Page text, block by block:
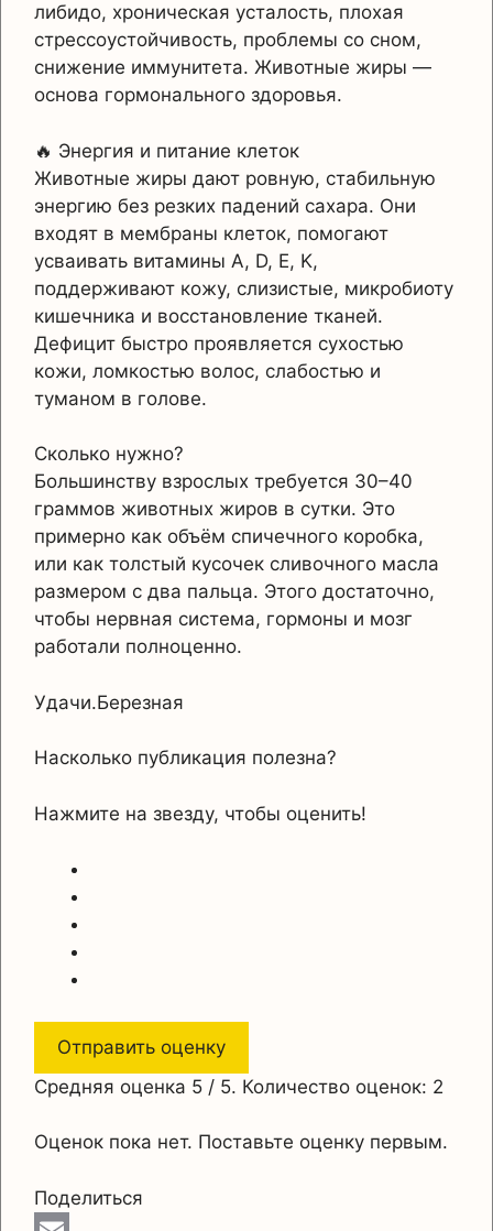
либидо, хроническая усталость, плохая
стрессоустойчивость, проблемы со сном,
снижение иммунитета. Животные жиры —
основа гормонального здоровья.
🔥 Энергия и питание клеток
Животные жиры дают ровную, стабильную
энергию без резких падений сахара. Они
входят в мембраны клеток, помогают
усваивать витамины A, D, E, K,
поддерживают кожу, слизистые, микробиоту
кишечника и восстановление тканей.
Дефицит быстро проявляется сухостью
кожи, ломкостью волос, слабостью и
туманом в голове.
Сколько нужно?
Большинству взрослых требуется 30–40
граммов животных жиров в сутки. Это
примерно как объём спичечного коробка,
или как толстый кусочек сливочного масла
размером с два пальца. Этого достаточно,
чтобы нервная система, гормоны и мозг
работали полноценно.
Удачи.Березная
Насколько публикация полезна?
Нажмите на звезду, чтобы оценить!
Отправить оценку
Средняя оценка 5 / 5. Количество оценок: 2
Оценок пока нет. Поставьте оценку первым.
Поделиться